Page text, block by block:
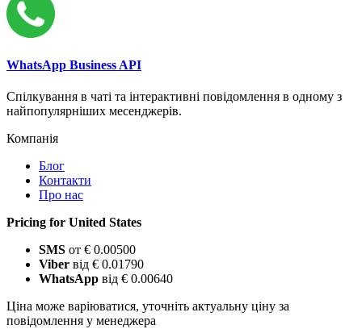
WhatsApp Business API
Спілкування в чаті та інтерактивні повідомлення в одному з
найпопулярніших месенджерів.
Компанія
Блог
Контакти
Про нас
Pricing for United States
SMS от € 0.00500
Viber від € 0.01790
WhatsApp від € 0.00640
Ціна може варіюватися, уточніть актуальну ціну за
повідомлення у менеджера